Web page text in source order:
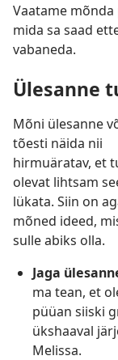
Vaatame
mida sa saad
vabaneda.
Ülesanne
Mõni ülesanne
tõesti näida nii
hirmuäratav, et
olevat lihtsam
lükata. Siin on
mõned ideed,
sulle abiks olla.
Jaga
ma tean, et
püüan siiski
ükshaaval
Melissa.